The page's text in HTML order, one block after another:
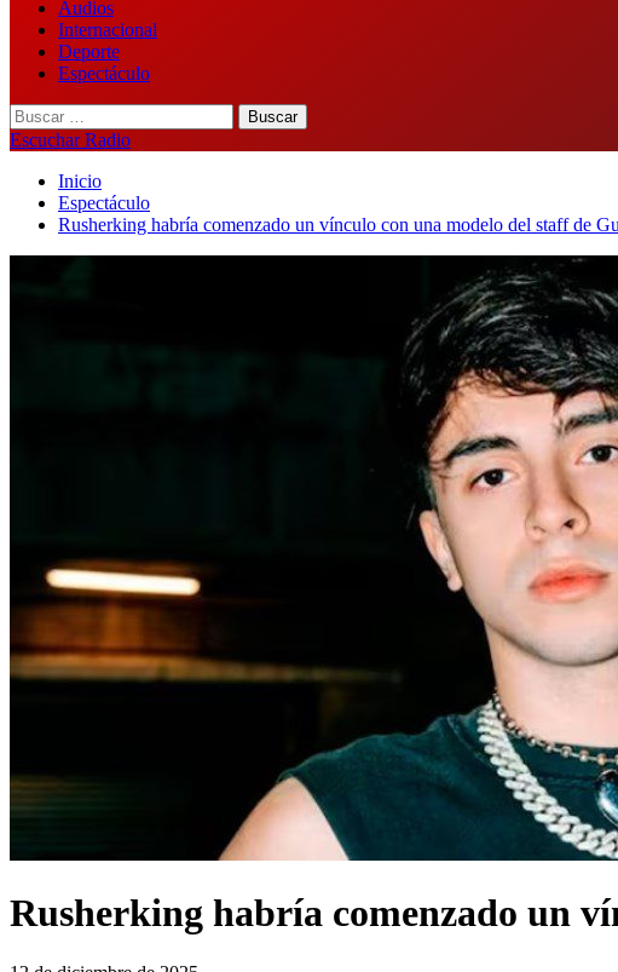
Audios
Internacional
Deporte
Espectáculo
Buscar:
Escuchar Radio
Inicio
Espectáculo
Rusherking habría comenzado un vínculo con una modelo del staff de
Rusherking habría comenzado un